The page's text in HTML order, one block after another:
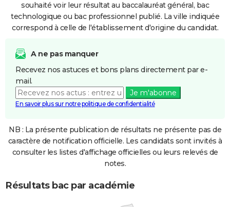
souhaité voir leur résultat au baccalauréat général, bac
technologique ou bac professionnel publié. La ville indiquée
correspond à celle de l'établissement d'origine du candidat.
A ne pas manquer
Recevez nos astuces et bons plans directement par e-
mail.
Je m'abonne
En savoir plus sur notre politique de confidentialité
NB : La présente publication de résultats ne présente pas de
caractère de notification officielle. Les candidats sont invités à
consulter les listes d'affichage officielles ou leurs relevés de
notes.
Résultats bac par académie